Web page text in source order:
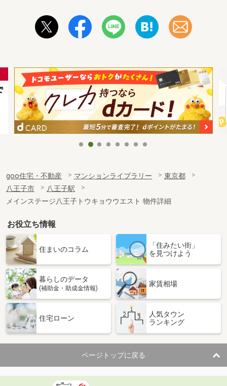
goo住宅・不動産 マンションライブラリー
東京都
八王子市
八王子駅
メインステージ八王子トウキョウウエスト 物件詳細
お役立ち情報
住まいのコラム
「住みたい街」
を見つけよう
暮らしのデータ
(補助金・助成金情報)
家賃相場
住宅ローン
人気タウン
ランキング
ページトップに戻る